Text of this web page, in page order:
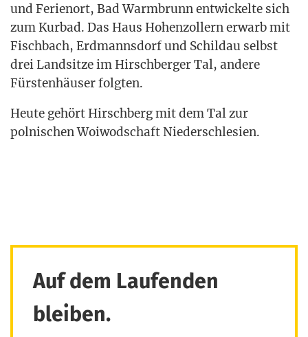
und Feri­en­ort, Bad Warm­brunn ent­wi­ckel­te sich
zum Kur­bad. Das Haus Hohen­zol­lern erwarb mit
Fisch­bach, Erd­manns­dorf und Schil­dau selbst
drei Land­sit­ze im Hirsch­ber­ger Tal, ande­re
Fürs­ten­häu­ser folgten.
Heu­te gehört Hirsch­berg mit dem Tal zur
pol­ni­schen Woi­wod­schaft Niederschlesien.
Auf dem Laufenden
bleiben.